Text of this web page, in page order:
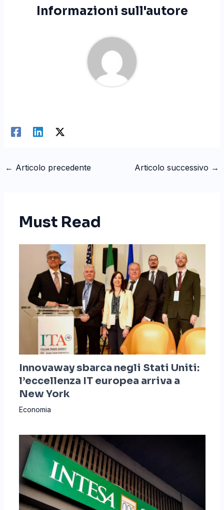
Informazioni sull'autore
← Articolo precedente Articolo successivo →
Must Read
Innovaway sbarca negli Stati Uniti:
l’eccellenza IT europea arriva a
New York
Economia